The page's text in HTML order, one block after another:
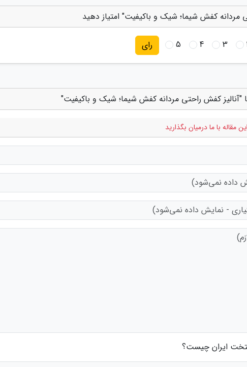
مردانه کفش شیما؛ شیک و باکیفیت" امتیاز دهید
3
4
5 رای
"آنالیز کفش راحتی مردانه کفش شیما؛ شیک و باکیفیت"
مقاله با ما درمیان بگذارید
ایران چیست؟